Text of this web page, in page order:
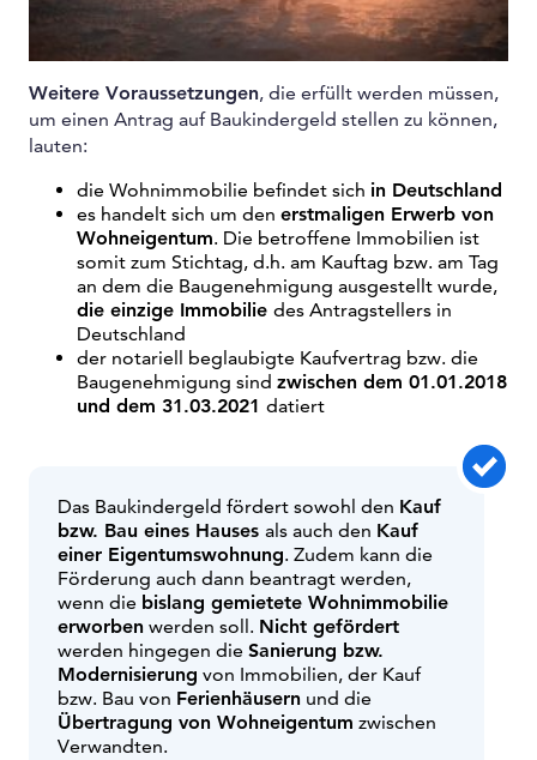
Weitere Voraussetzungen, die erfüllt werden müssen,
um einen Antrag auf Baukindergeld stellen zu können,
lauten:
die Wohnimmobilie befindet sich in Deutschland
es handelt sich um den erstmaligen Erwerb von
Wohneigentum. Die betroffene Immobilien ist
somit zum Stichtag, d.h. am Kauftag bzw. am Tag
an dem die Baugenehmigung ausgestellt wurde,
die einzige Immobilie des Antragstellers in
Deutschland
der notariell beglaubigte Kaufvertrag bzw. die
Baugenehmigung sind zwischen dem 01.01.2018
und dem 31.03.2021 datiert
Das Baukindergeld fördert sowohl den Kauf
bzw. Bau eines Hauses als auch den Kauf
einer Eigentumswohnung. Zudem kann die
Förderung auch dann beantragt werden,
wenn die bislang gemietete Wohnimmobilie
erworben werden soll. Nicht gefördert
werden hingegen die Sanierung bzw.
Modernisierung von Immobilien, der Kauf
bzw. Bau von Ferienhäusern und die
Übertragung von Wohneigentum zwischen
Verwandten.